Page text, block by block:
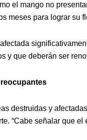
el mango no
meses para lograr su
y que deberán ser
destruidas y
“Cabe señalar que